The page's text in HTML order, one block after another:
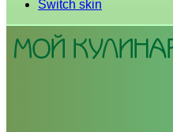
Switch skin